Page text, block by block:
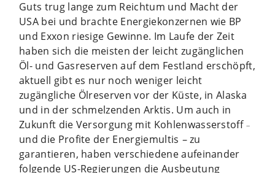
Guts trug lange zum Reichtum und Macht der
USA bei und brachte Energiekonzernen wie BP
und Exxon riesige Gewinne. Im Laufe der Zeit
haben sich die meisten der leicht zugänglichen
Öl- und Gasreserven auf dem Festland erschöpft,
aktuell gibt es nur noch weniger leicht
zugängliche Ölreserven vor der Küste, in Alaska
und in der schmelzenden Arktis. Um auch in
Zukunft die Versorgung mit Kohlenwasserstoff –
und die Profite der Energiemultis –zu
garantieren, haben verschiedene aufeinander
folgende US-Regierungen die Ausbeutung